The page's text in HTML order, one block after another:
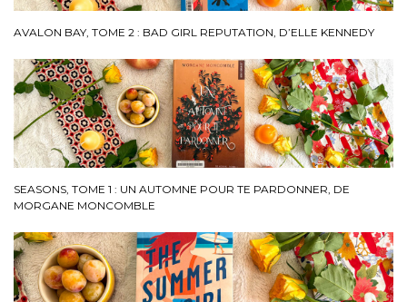
AVALON BAY, TOME 2 : BAD GIRL REPUTATION, D’ELLE KENNEDY
SEASONS, TOME 1 : UN AUTOMNE POUR TE PARDONNER, DE
MORGANE MONCOMBLE